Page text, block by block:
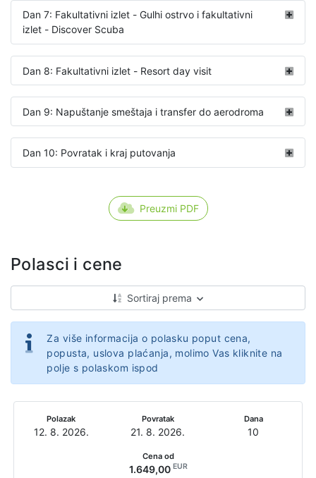
Dan 7: Fakultativni izlet - Gulhi ostrvo i fakultativni
izlet - Discover Scuba
Dan 8: Fakultativni izlet - Resort day visit
Dan 9: Napuštanje smeštaja i transfer do aerodroma
Dan 10: Povratak i kraj putovanja
Preuzmi PDF
Polasci i cene
Sortiraj prema
Za više informacija o polasku poput cena,
popusta, uslova plaćanja, molimo Vas kliknite na
polje s polaskom ispod
Polazak
12. 8. 2026.
Povratak
21. 8. 2026.
Dana
10
Cena od
1.649,00 EUR